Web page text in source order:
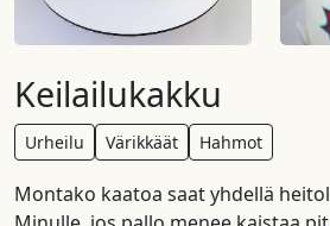
Keilailukakku
Urheilu Värikkäät Hahmot
Montako kaatoa saat yhdellä